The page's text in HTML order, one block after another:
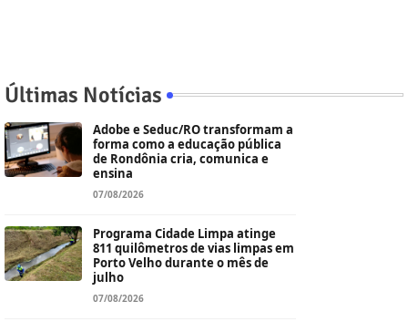
Últimas Notícias
Adobe e Seduc/RO transformam a
forma como a educação pública
de Rondônia cria, comunica e
ensina
07/08/2026
Programa Cidade Limpa atinge
811 quilômetros de vias limpas em
Porto Velho durante o mês de
julho
07/08/2026